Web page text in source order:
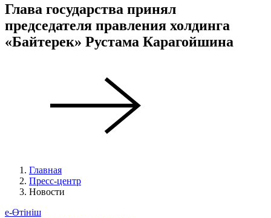
Глава государства принял
председателя правления холдинга
«Байтерек» Рустама Карагойшина
Главная
Пресс-центр
Новости
е-Өтініш